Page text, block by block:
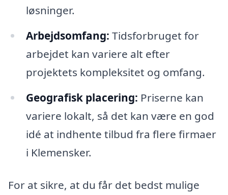
løsninger.
Arbejdsomfang: Tidsforbruget for
arbejdet kan variere alt efter
projektets kompleksitet og omfang.
Geografisk placering: Priserne kan
variere lokalt, så det kan være en god
idé at indhente tilbud fra flere firmaer
i Klemensker.
For at sikre, at du får det bedst mulige